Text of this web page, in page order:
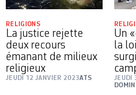
RELIGIONS
La justice rejette
deux recours
émanant de milieux
religieux
JEUDI 12 JANVIER 2023ATS
Un
la
JEUDI